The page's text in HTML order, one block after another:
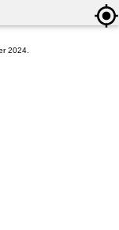
2024.